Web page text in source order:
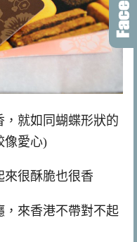
就如同蝴蝶形狀的
像愛心)
來很酥脆也很香
，來香港不帶對不起